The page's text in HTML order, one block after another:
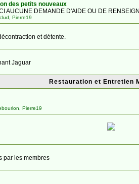
des petits nouveaux
AUCUNE DEMANDE D'AIDE OU DE
Pierre19
et détente.
Jaguar
Restauration et Entretien
Pierre19
par les membres